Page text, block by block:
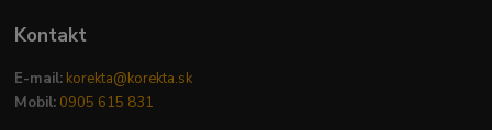
Kontakt
E-mail: korekta@korekta.sk
Mobil: 0905 615 831